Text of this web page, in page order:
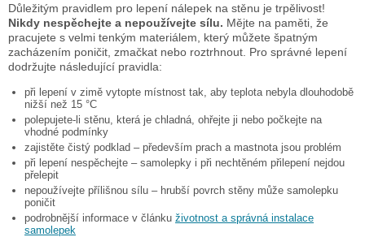
Důležitým pravidlem pro lepení nálepek na stěnu je trpělivost!
Nikdy nespěchejte a nepoužívejte sílu. Mějte na paměti, že
pracujete s velmi tenkým materiálem, který můžete špatným
zacházením poničit, zmačkat nebo roztrhnout. Pro správné lepení
dodržujte následující pravidla:
při lepení v zimě vytopte místnost tak, aby teplota nebyla dlouhodobě
nižší než 15 °C
polepujete-li stěnu, která je chladná, ohřejte ji nebo počkejte na
vhodné podmínky
zajistěte čistý podklad – především prach a mastnota jsou problém
při lepení nespěchejte – samolepky i při nechtěném přilepení nejdou
přelepit
nepoužívejte přílišnou sílu – hrubší povrch stěny může samolepku
poničit
podrobnější informace v článku životnost a správná instalace
samolepek